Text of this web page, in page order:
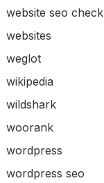
website seo check
websites
weglot
wikipedia
wildshark
woorank
wordpress
wordpress seo